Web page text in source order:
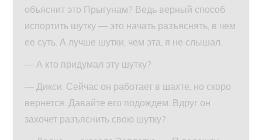
объяснит это Прыгунам? Ведь верный способ
испортить шутку — это начать разъяснять, в чем
ее суть. А лучше шутки, чем эта, я не слышал.
— А кто придумал эту шутку?
— Дикси. Сейчас он работает в шахте, но скоро
вернется. Давайте его подождем. Вдруг он
захочет разъяснить свою шутку?